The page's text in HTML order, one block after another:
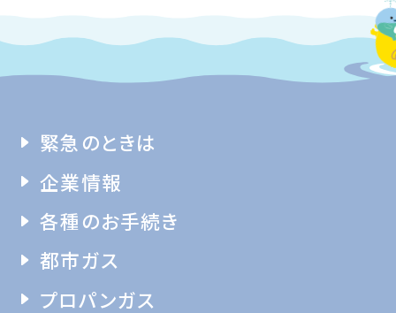
緊急のときは
企業情報
各種のお手続き
都市ガス
プロパンガス